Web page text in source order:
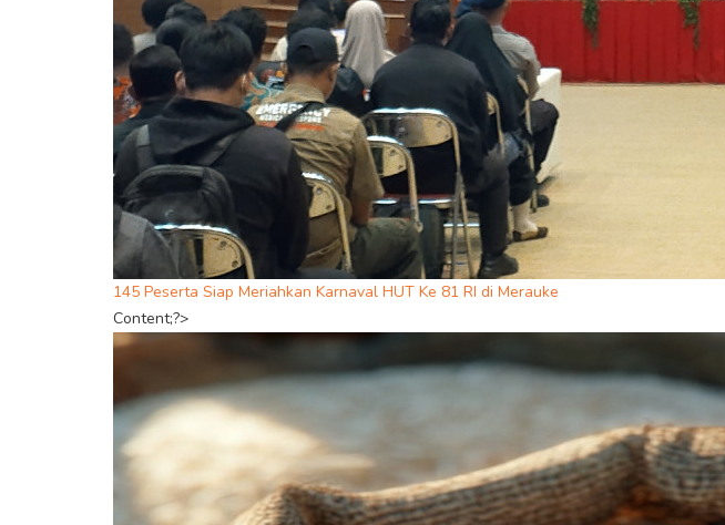
145 Peserta Siap Meriahkan Karnaval HUT Ke 81 RI di Merauke
Content;?>